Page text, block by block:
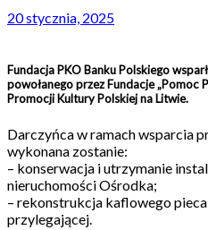
20 stycznia, 2025
Fundacja PKO Banku Polskiego
powołanego przez Fundacje „Pomoc
Promocji Kultury Polskiej na Litwie.
Darczyńca w ramach wsparcia
wykonana zostanie:
– konserwacja i utrzymanie
nieruchomości Ośrodka;
– rekonstrukcja kaflowego
przylegającej.